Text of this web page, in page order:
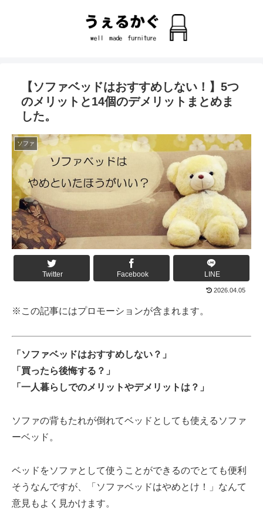
【ソファベッドはおすすめしない！】5つ
のメリットと14個のデメリットまとめま
した。
ソファ
Twitter Facebook LINE
2026.04.05
※この記事にはプロモーションが含まれます。
「ソファベッドはおすすめしない？」
「買ったら後悔する？」
「一人暮らしでのメリットやデメリットは？」
ソファの背もたれが倒れてベッドとしても使えるソファ
ーベッド。
ベッドをソファとして使うことができるのでとても便利
そうなんですが、「ソファベッドはやめとけ！」なんて
意見もよく見かけます。